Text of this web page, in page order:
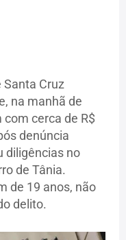
Santa Cruz
na manhã de
cerca de R$
denúncia
diligências no
de Tânia.
de 19 anos, não
delito.